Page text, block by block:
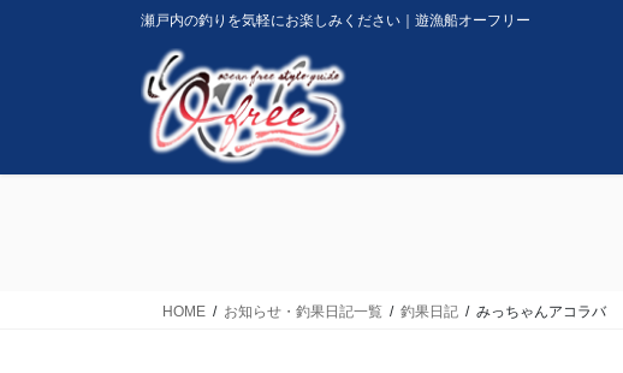
瀬戸内の釣りを気軽にお楽しみください｜遊漁船オーフリー
HOME お知らせ・釣果日記一覧 釣果日記 みっちゃんアコラバ